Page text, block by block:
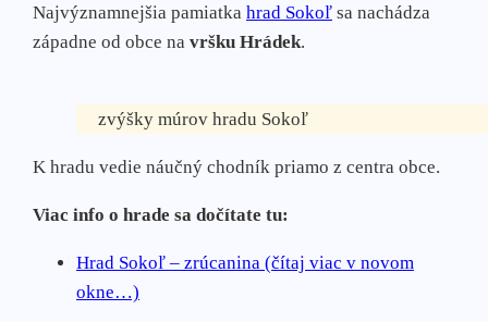
Najvýznamnejšia pamiatka hrad Sokoľ sa nachádza
západne od obce na vršku Hrádek.
zvýšky múrov hradu Sokoľ
K hradu vedie náučný chodník priamo z centra obce.
Viac info o hrade sa dočítate tu:
Hrad Sokoľ – zrúcanina (čítaj viac v novom
okne…)